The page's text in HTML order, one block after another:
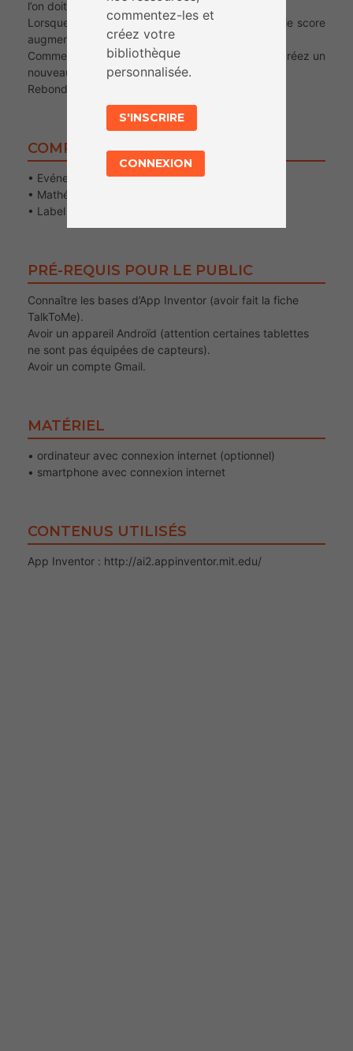
l’on doit détruire un ennemi avec une petite balle.
Lorsque la balle touche l’ennemi, elle le détruit et le score
augmente.
Commencez par vous connecter à App Inventor, créez un
nouveau projet, et appelez-le « Balle
Rebondissante ».
COMPÉTENCES TRAVAILLÉES
• Evénement ; Variables
• Mathématiques
• Label ; Bouton ; Image Sprite
PRÉ-REQUIS POUR LE PUBLIC
Connaître les bases d’App Inventor (avoir fait la fiche
TalkToMe).
Avoir un appareil Androïd (attention certaines tablettes
ne sont pas équipées de capteurs).
Avoir un compte Gmail.
MATÉRIEL
• ordinateur avec connexion internet (optionnel)
• smartphone avec connexion internet
CONTENUS UTILISÉS
App Inventor : http://ai2.appinventor.mit.edu/
commentez-les et
créez votre
bibliothèque
personnalisée.
S'INSCRIRE
CONNEXION